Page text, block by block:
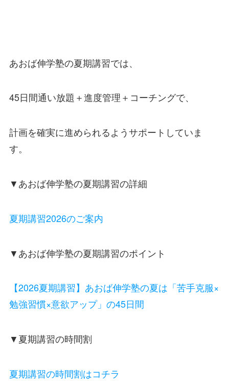
あおば伸学塾の夏期講習では、
45日間通い放題＋進度管理＋コーチングで、
計画を確実に進められるようサポートしていま
す。
▼あおば伸学塾の夏期講習の詳細
夏期講習2026のご案内
▼あおば伸学塾の夏期講習のポイント
【2026夏期講習】あおば伸学塾の夏は「苦手克服×
勉強習慣×意欲アップ」の45日間
▼夏期講習の時間割
夏期講習の時間割はコチラ